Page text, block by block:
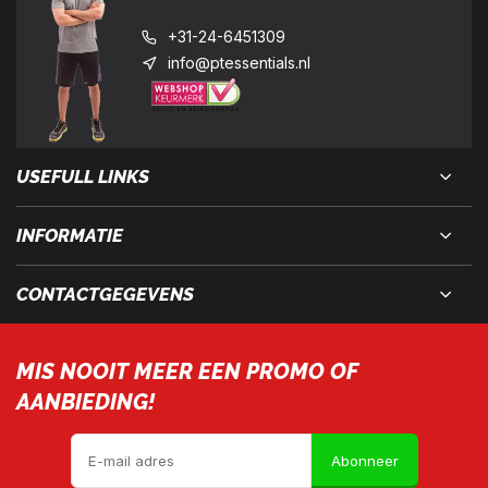
+31-24-6451309
info@ptessentials.nl
USEFULL LINKS
INFORMATIE
CONTACTGEGEVENS
MIS NOOIT MEER EEN PROMO OF
AANBIEDING!
Abonneer